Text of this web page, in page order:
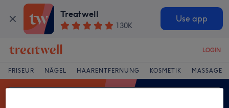
Treatwell
130K
Use app
LOGIN
FRISEUR NÄGEL HAARENTFERNUNG KOSMETIK MASSAGE